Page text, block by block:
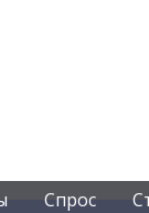
Спрос